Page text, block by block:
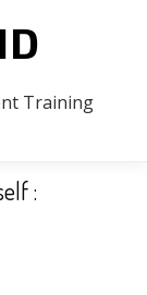
Training
: